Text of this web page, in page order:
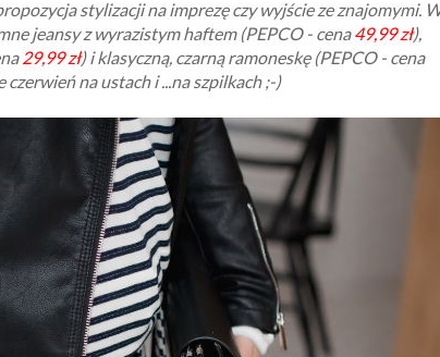
stylizacji na imprezę czy wyjście ze znajomymi.
jeansy z wyrazistym haftem (PEPCO - cena49,99 zł),
29,99 zł) i klasyczną, czarną ramoneskę (PEPCO - cena
czerwień na ustach i ...na szpilkach ;-)